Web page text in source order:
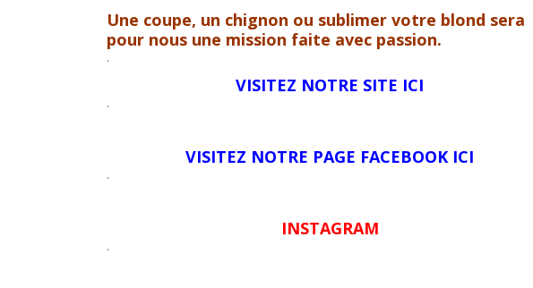
Une coupe, un chignon ou sublimer votre blond sera
pour nous une mission faite avec passion.
.
VISITEZ NOTRE SITE ICI
.
VISITEZ NOTRE PAGE FACEBOOK ICI
.
INSTAGRAM
.